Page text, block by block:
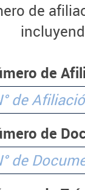
de
de
de